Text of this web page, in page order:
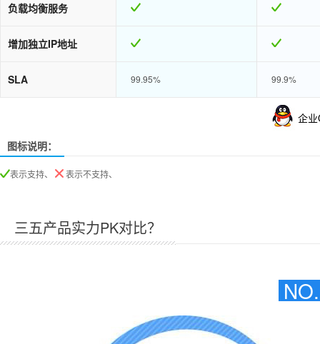
负载均衡服务
增加独立IP地址
SLA 99.95% 99.9%
企
图标说明：
表示支持、 表示不支持、
三五产品实力PK对比？